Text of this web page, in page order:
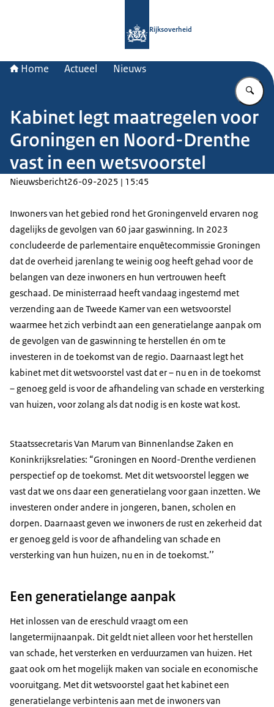
Rijksoverheid
Home Actueel Nieuws
Kabinet legt maatregelen voor
Groningen en Noord-Drenthe
vast in een wetsvoorstel
Nieuwsbericht26-09-2025 | 15:45
Inwoners van het gebied rond het Groningenveld ervaren nog
dagelijks de gevolgen van 60 jaar gaswinning. In 2023
concludeerde de parlementaire enquêtecommissie Groningen
dat de overheid jarenlang te weinig oog heeft gehad voor de
belangen van deze inwoners en hun vertrouwen heeft
geschaad. De ministerraad heeft vandaag ingestemd met
verzending aan de Tweede Kamer van een wetsvoorstel
waarmee het zich verbindt aan een generatielange aanpak om
de gevolgen van de gaswinning te herstellen én om te
investeren in de toekomst van de regio. Daarnaast legt het
kabinet met dit wetsvoorstel vast dat er – nu en in de toekomst
– genoeg geld is voor de afhandeling van schade en versterking
van huizen, voor zolang als dat nodig is en koste wat kost.
Staatssecretaris Van Marum van Binnenlandse Zaken en
Koninkrijksrelaties: “Groningen en Noord-Drenthe verdienen
perspectief op de toekomst. Met dit wetsvoorstel leggen we
vast dat we ons daar een generatielang voor gaan inzetten. We
investeren onder andere in jongeren, banen, scholen en
dorpen. Daarnaast geven we inwoners de rust en zekerheid dat
er genoeg geld is voor de afhandeling van schade en
versterking van hun huizen, nu en in de toekomst.’’
Een generatielange aanpak
Het inlossen van de ereschuld vraagt om een
langetermijnaanpak. Dit geldt niet alleen voor het herstellen
van schade, het versterken en verduurzamen van huizen. Het
gaat ook om het mogelijk maken van sociale en economische
vooruitgang. Met dit wetsvoorstel gaat het kabinet een
generatielange verbintenis aan met de inwoners van